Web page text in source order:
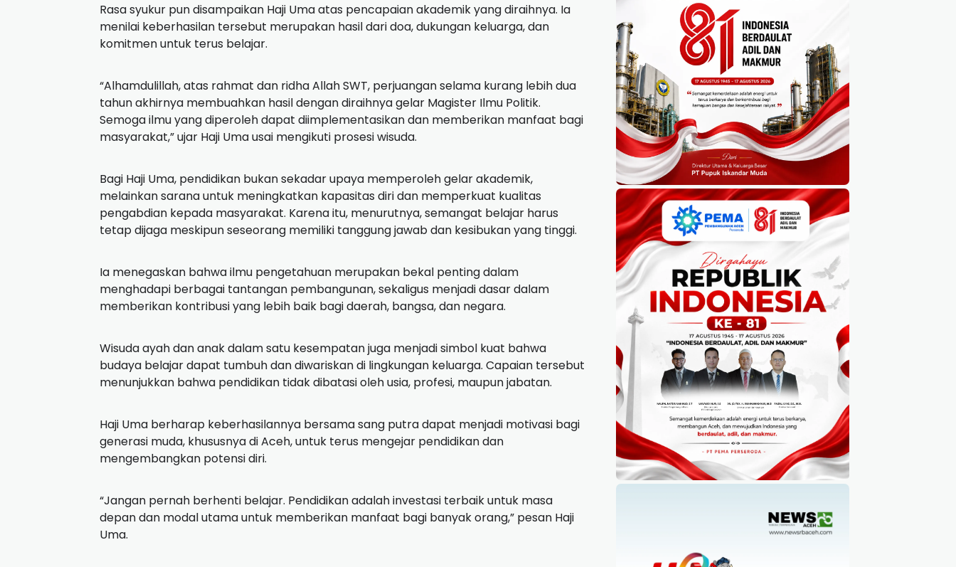
Rasa syukur pun disampaikan Haji Uma atas pencapaian akademik yang diraihnya. Ia
menilai keberhasilan tersebut merupakan hasil dari doa, dukungan keluarga, dan
komitmen untuk terus belajar.
“Alhamdulillah, atas rahmat dan ridha Allah SWT, perjuangan selama kurang lebih dua
tahun akhirnya membuahkan hasil dengan diraihnya gelar Magister Ilmu Politik.
Semoga ilmu yang diperoleh dapat diimplementasikan dan memberikan manfaat bagi
masyarakat,” ujar Haji Uma usai mengikuti prosesi wisuda.
Bagi Haji Uma, pendidikan bukan sekadar upaya memperoleh gelar akademik,
melainkan sarana untuk meningkatkan kapasitas diri dan memperkuat kualitas
pengabdian kepada masyarakat. Karena itu, menurutnya, semangat belajar harus
tetap dijaga meskipun seseorang memiliki tanggung jawab dan kesibukan yang tinggi.
Ia menegaskan bahwa ilmu pengetahuan merupakan bekal penting dalam
menghadapi berbagai tantangan pembangunan, sekaligus menjadi dasar dalam
memberikan kontribusi yang lebih baik bagi daerah, bangsa, dan negara.
Wisuda ayah dan anak dalam satu kesempatan juga menjadi simbol kuat bahwa
budaya belajar dapat tumbuh dan diwariskan di lingkungan keluarga. Capaian tersebut
menunjukkan bahwa pendidikan tidak dibatasi oleh usia, profesi, maupun jabatan.
Haji Uma berharap keberhasilannya bersama sang putra dapat menjadi motivasi bagi
generasi muda, khususnya di Aceh, untuk terus mengejar pendidikan dan
mengembangkan potensi diri.
“Jangan pernah berhenti belajar. Pendidikan adalah investasi terbaik untuk masa
depan dan modal utama untuk memberikan manfaat bagi banyak orang,” pesan Haji
Uma.